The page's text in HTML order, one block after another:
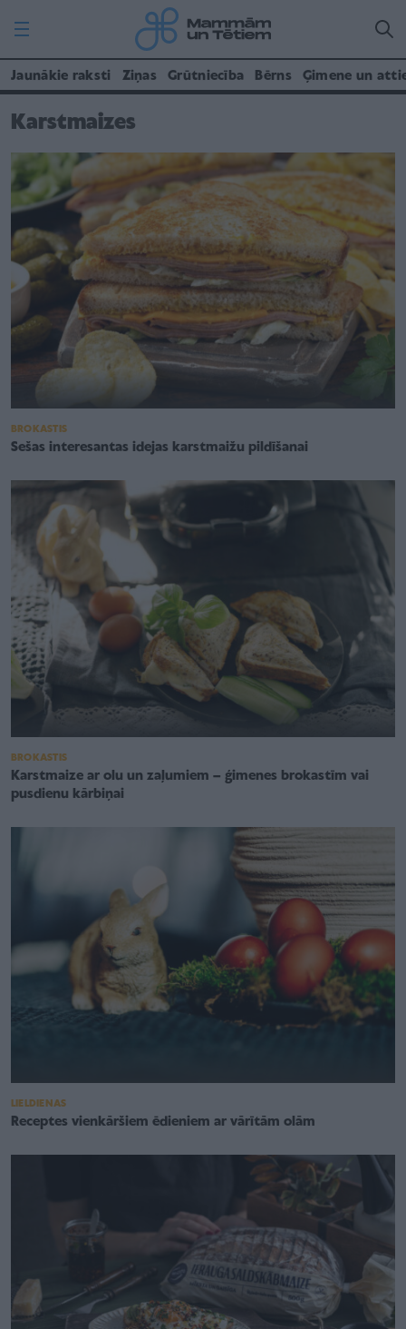
Jaunākie raksti Ziņas Grūtniecība Bērns Ģimene un
Karstmaizes
BROKASTIS
Sešas interesantas idejas karstmaižu pildīšanai
BROKASTIS
Karstmaize ar olu un zaļumiem – ģimenes brokastīm vai
pusdienu kārbiņai
LIELDIENAS
Receptes vienkāršiem ēdieniem ar vārītām olām